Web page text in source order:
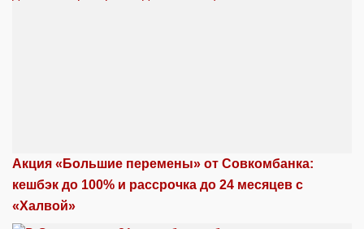
Акция «Большие перемены» от Совкомбанка:
кешбэк до 100% и рассрочка до 24 месяцев с
«Халвой»